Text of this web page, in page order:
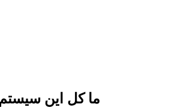
ما کل این سیستم